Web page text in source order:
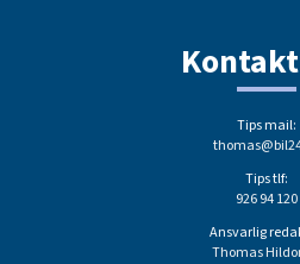
Tips mail:
Tips tlf:
926 94 120
Ansvarlig
Thomas